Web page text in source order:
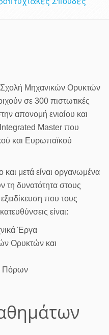
Μηχανικών Ορυκτών
σε 300 πιστωτικές
απονομή ενιαίου και
Master που
και Ευρωπαϊκού
μετά είναι οργανωμένα
τη δυνατότητα στους
που τους
είναι:
Έργα
Ορυκτών και
Πόρων